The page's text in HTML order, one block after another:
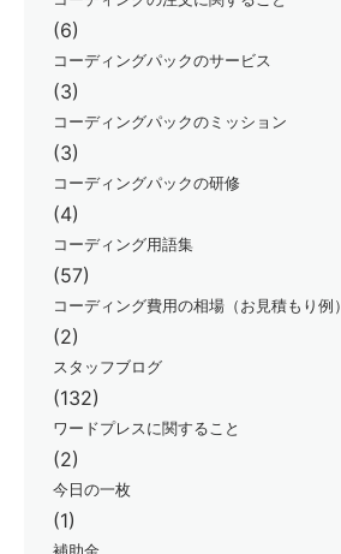
(6)
コーディングパックのサービス
(3)
コーディングパックのミッション
(3)
コーディングパックの研修
(4)
コーディング用語集
(57)
コーディング費用の相場（お見積もり例）
(2)
スタッフブログ
(132)
ワードプレスに関すること
(2)
今日の一枚
(1)